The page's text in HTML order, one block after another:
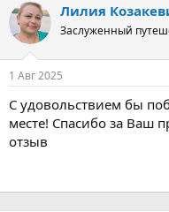
Лилия
Заслуженный
1 Авг 2025
С удовольствием бы
месте! Спасибо за Ваш
отзыв